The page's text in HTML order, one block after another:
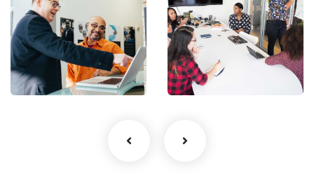
Digital
Analysis
Facilitation
Chan
Agency
Coaching